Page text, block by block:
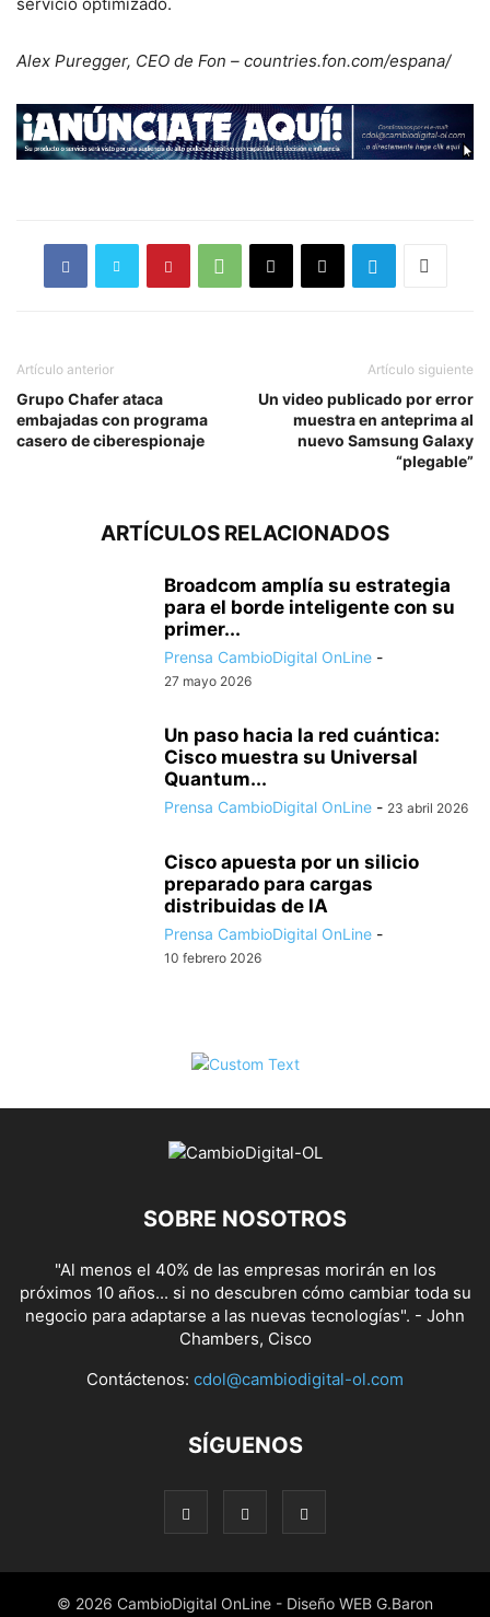
Alex Puregger, CEO de Fon – countries.fon.com/espana/
Artículo anterior
Grupo Chafer ataca
embajadas con programa
casero de ciberespionaje
Artículo siguiente
Un video publicado por error
muestra en anteprima al
nuevo Samsung Galaxy
“plegable”
ARTÍCULOS RELACIONADOS
Broadcom amplía su estrategia
para el borde inteligente con su
primer...
Prensa CambioDigital OnLine -
27 mayo 2026
Un paso hacia la red cuántica:
Cisco muestra su Universal
Quantum...
Prensa CambioDigital OnLine - 23 abril 2026
Cisco apuesta por un silicio
preparado para cargas
distribuidas de IA
Prensa CambioDigital OnLine -
10 febrero 2026
SOBRE NOSOTROS
"Al menos el 40% de las empresas morirán en los
próximos 10 años... si no descubren cómo cambiar toda su
negocio para adaptarse a las nuevas tecnologías". - John
Chambers, Cisco
Contáctenos: cdol@cambiodigital-ol.com
SÍGUENOS
© 2026 CambioDigital OnLine - Diseño WEB G.Baron